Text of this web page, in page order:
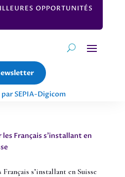
OPPORTUNITÉS
SEPIA-Digicom
s’installant en Suisse